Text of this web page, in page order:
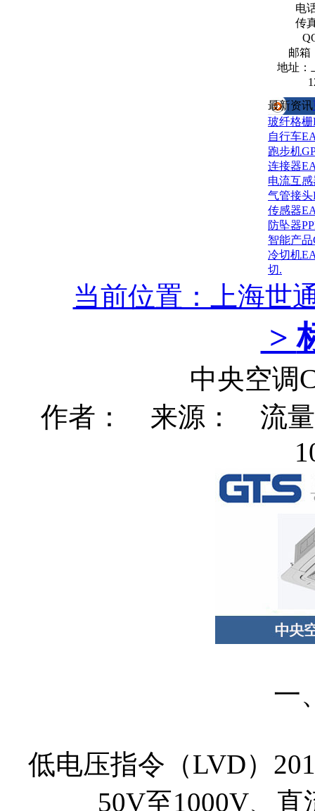
电
传
邮箱
地址：
最新资讯
玻纤格
自行车
跑步机
连接器
电流互
气管接
传感器
防坠器
智能产
冷切机
切.
当前位置：上海世
>
中央空调
作者： 来源： 流量
一
低电压指令（LVD）
50V至1000V、